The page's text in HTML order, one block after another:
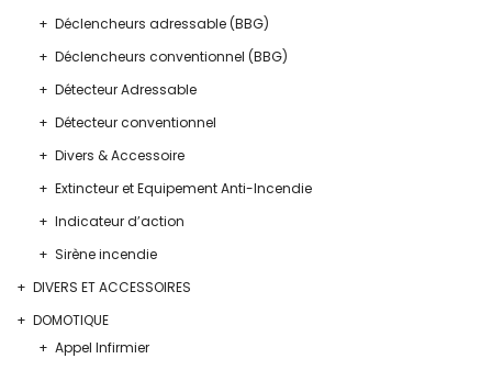
Déclencheurs adressable (BBG)
Déclencheurs conventionnel (BBG)
Détecteur Adressable
Détecteur conventionnel
Divers & Accessoire
Extincteur et Equipement Anti-Incendie
Indicateur d’action
Sirène incendie
DIVERS ET ACCESSOIRES
DOMOTIQUE
Appel Infirmier